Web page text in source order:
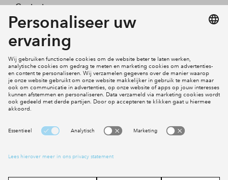
Contact
Mijn profiel
Social Media
Cookies